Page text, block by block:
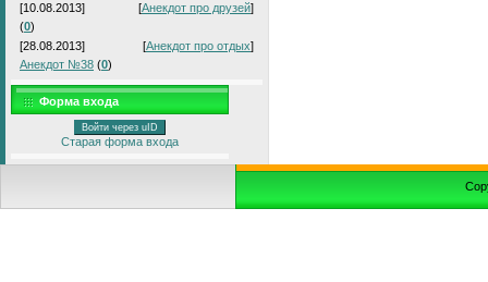
[10.08.2013]
[Анекдот про друзей]
(0)
[28.08.2013]
[Анекдот про отдых]
Анекдот №38 (0)
Форма входа
Войти через uID
Старая форма входа